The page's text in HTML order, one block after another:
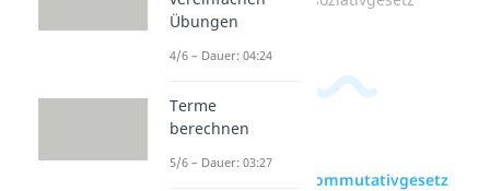
zur Videoseite: Kommutativgesetz
Übungen
4/6 – Dauer: 04:24
Terme
berechnen
5/6 – Dauer: 03:27